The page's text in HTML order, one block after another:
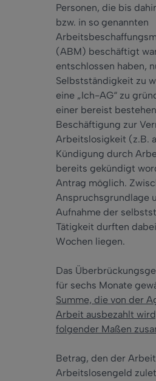
Personen, die bis
bzw. in so genannten
(ABM) beschäftigt
entschlossen haben,
Selbstständigkeit zu
eine „Ich-AG“ zu
einer bereist
Beschäftigung zur
Arbeitslosigkeit (z.B.
Kündigung durch
bereits gekündigt
Antrag möglich.
Anspruchsgrundlage
Aufnahme der
Tätigkeit durften
Wochen liegen.
Das
für sechs Monate
Summe, die von der
Arbeit ausbezahlt
folgender Maßen
Betrag, den der
Arbeitslosengeld